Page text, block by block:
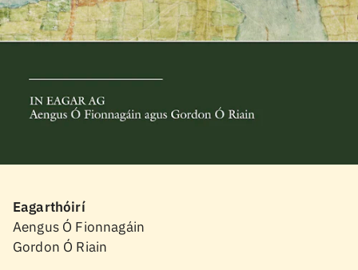
Eagarthóirí
Aengus Ó Fionnagáin
Gordon Ó Riain